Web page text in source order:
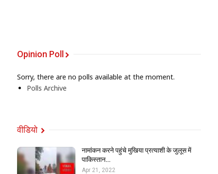
Opinion Poll
Sorry, there are no polls available at the moment.
Polls Archive
वीडियो
नामांकन करने पहुंचे मुखिया प्रत्याशी के जुलूस में
पाकिस्तान…
Apr 21, 2022